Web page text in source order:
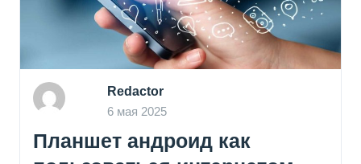
Redactor
6 мая 2025
Планшет андроид как